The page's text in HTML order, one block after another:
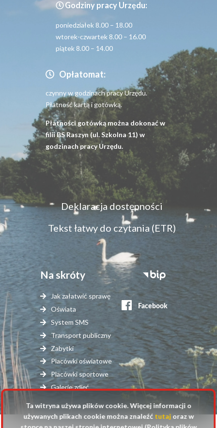
Godziny pracy Urzędu:
poniedziałek 8.00 – 18.00
wtorek-czwartek 8.00 – 16.00
piątek 8.00 – 14.00
Opłatomat:
czynny w godzinach pracy Urzędu.
Płatność kartą i gotówką.
Płatności gotówką można dokonać w
filii BS Raszyn (ul. Szkolna 11) w
godzinach pracy Urzędu.
Menu
dostępność
Deklaracja dostępności
Tekst łatwy do czytania (ETR)
Na skróty
Jak załatwić sprawę
Oświata
System SMS
Transport publiczny
Zabytki
Placówki oświatowe
Placówki sportowe
Galerie zdjęć
Stopka
serwisy
zewnętrzne
Ta witryna używa plików cookie. Więcej informacji o
używanych plikach cookie można znaleźć tutajoraz w